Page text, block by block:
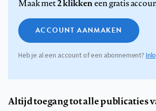
Maak met2 klikkeneen gratis
ACCOUNT AANMAKEN
Heb je al een account of een abonnement?
Altijd toegang tot alle publicaties